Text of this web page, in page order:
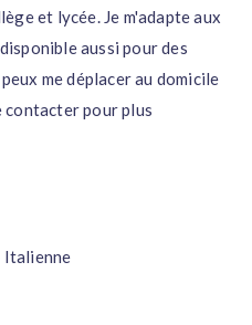
et lycée. Je m'adapte aux
aussi pour des
me déplacer au domicile
contacter pour plus
Italienne